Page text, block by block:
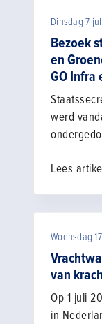
Dinsdag 7
Bezoek
en
GO Infra
werd
Ochtends
andere
Hij sprak
leerlingen
de
Lees
Woensdag
van
Op 1 juli
in